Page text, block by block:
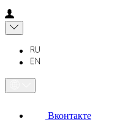
Вконтакте